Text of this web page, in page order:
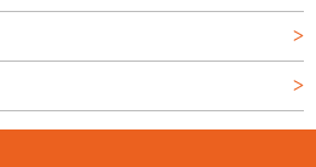
>
>